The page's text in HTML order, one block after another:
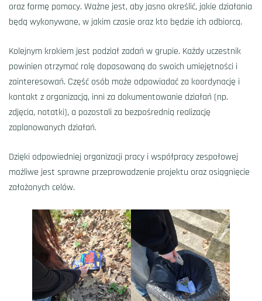
oraz formę pomocy. Ważne jest, aby jasno określić, jakie działania
będą wykonywane, w jakim czasie oraz kto będzie ich odbiorcą.
Kolejnym krokiem jest podział zadań w grupie. Każdy uczestnik
powinien otrzymać rolę dopasowaną do swoich umiejętności i
zainteresowań. Część osób może odpowiadać za koordynację i
kontakt z organizacją, inni za dokumentowanie działań (np.
zdjęcia, notatki), a pozostali za bezpośrednią realizację
zaplanowanych działań.
Dzięki odpowiedniej organizacji pracy i współpracy zespołowej
możliwe jest sprawne przeprowadzenie projektu oraz osiągnięcie
założonych celów.